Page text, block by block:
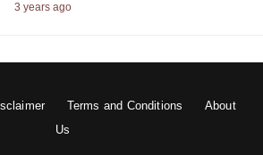
3 years ago
Terms and Conditions
About
Us